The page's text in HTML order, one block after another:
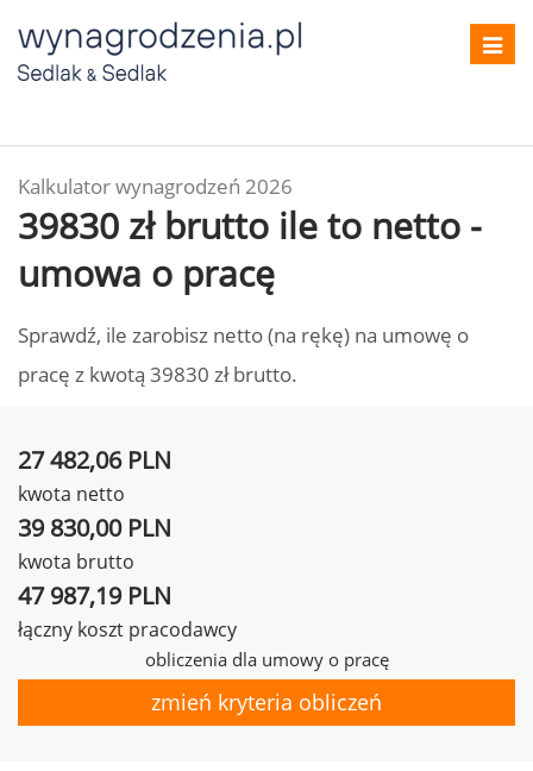
Kalkulator wynagrodzeń 2026
39830 zł brutto ile to netto -
umowa o pracę
Sprawdź, ile zarobisz netto (na rękę) na umowę o
pracę z kwotą 39830 zł brutto.
27 482,06 PLN
kwota netto
39 830,00 PLN
kwota brutto
47 987,19 PLN
łączny koszt pracodawcy
obliczenia dla umowy o pracę
zmień kryteria obliczeń